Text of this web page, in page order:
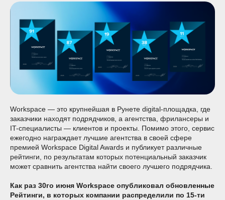
Workspace — это крупнейшая в Рунете digital-площадка, где
заказчики находят подрядчиков, а агентства, фрилансеры и
IT-специалисты — клиентов и проекты. Помимо этого, сервис
ежегодно награждает лучшие агентства в своей сфере
премией Workspace Digital Awards и публикует различные
рейтинги, по результатам которых потенциальный заказчик
может сравнить агентства найти своего лучшего подрядчика.
Как раз 30го июня Workspace опубликовал обновленные
Рейтинги, в которых компании распределили по 15-ти